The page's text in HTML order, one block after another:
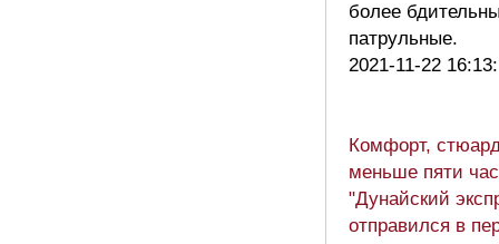
более
патрульные.
2021-11-22
Комфорт,
меньше пяти
"Дунайский
отправился в